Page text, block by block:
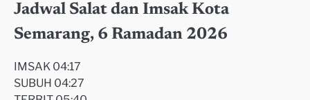
Jadwal Salat dan Imsak Kota
Semarang, 6 Ramadan 2026
IMSAK 04:17
SUBUH 04:27